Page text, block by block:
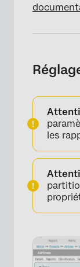
les